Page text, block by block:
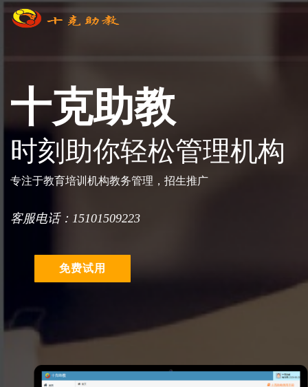
十克助教
时刻助你轻松管理机构
专注于教育培训机构教务管理，招生推广
客服电话：15101509223
免费试用